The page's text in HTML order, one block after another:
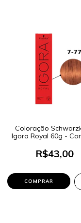
Coloração
Igora Royal 60g -
R$43,00